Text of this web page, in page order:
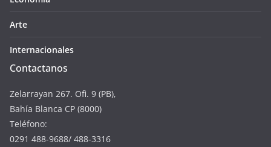
Arte
Internacionales
Contactanos
Zelarrayan 267. Ofi. 9 (PB),
Bahía Blanca CP (8000)
Teléfono:
0291 488-9688/ 488-3316